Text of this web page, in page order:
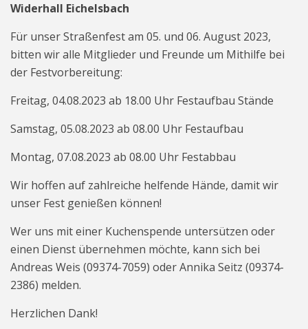
Widerhall Eichelsbach
Für unser Straßenfest am 05. und 06. August 2023,
bitten wir alle Mitglieder und Freunde um Mithilfe bei
der Festvorbereitung:
Freitag, 04.08.2023 ab 18.00 Uhr Festaufbau Stände
Samstag, 05.08.2023 ab 08.00 Uhr Festaufbau
Montag, 07.08.2023 ab 08.00 Uhr Festabbau
Wir hoffen auf zahlreiche helfende Hände, damit wir
unser Fest genießen können!
Wer uns mit einer Kuchenspende untersützen oder
einen Dienst übernehmen möchte, kann sich bei
Andreas Weis (09374-7059) oder Annika Seitz (09374-
2386) melden.
Herzlichen Dank!